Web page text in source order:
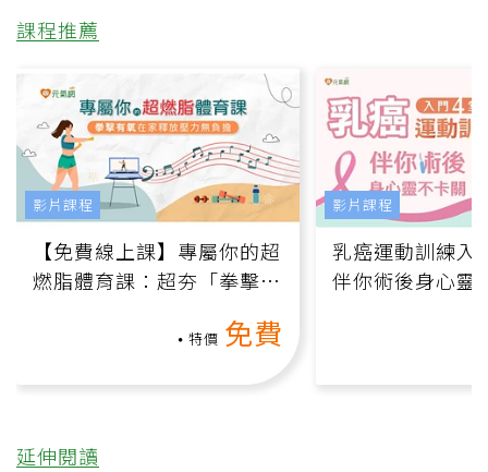
課程推薦
【免費線上課】專屬你的超
燃脂體育課：超夯「拳擊有
特價 免費
影片課程
乳癌運動訓練入
伴你術後身心靈
影片課程
延伸閱讀